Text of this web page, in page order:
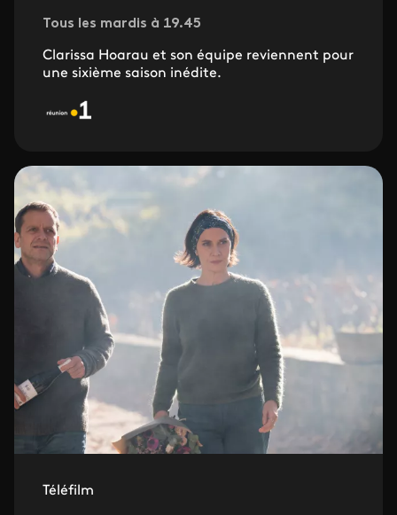
Tous les mardis à 19.45
Clarissa Hoarau et son équipe reviennent pour
une sixième saison inédite.
Téléfilm